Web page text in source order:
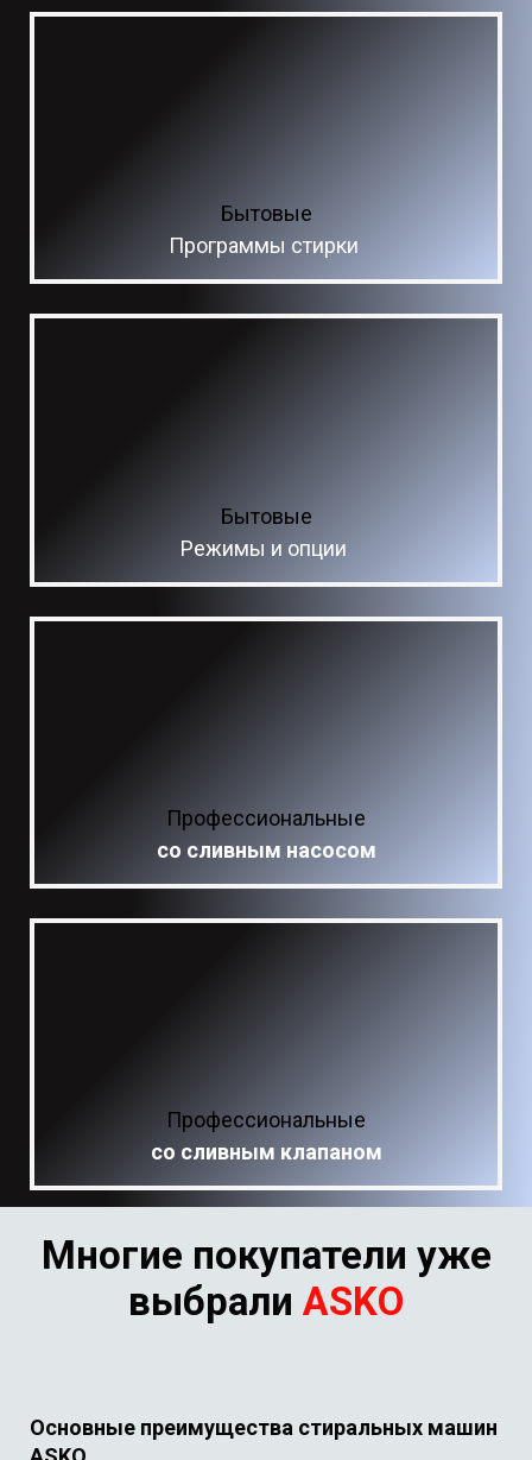
Бытовые
Программы стирки
Бытовые
Режимы и опции
Профессиональные
cо сливным насосом
Профессиональные
cо сливным клапаном
Многие покупатели уже
выбрали ASKO
Основные преимущества стиральных машин